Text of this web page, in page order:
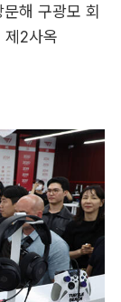
해 구광모 회
제2사옥